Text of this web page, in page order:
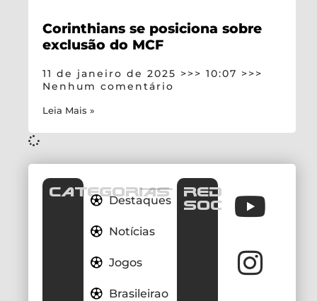
Corinthians se posiciona sobre
exclusão do MCF
11 de janeiro de 2025
10:07
Nenhum comentário
Leia Mais »
CATEGORIAS
Destaques
Notícias
Jogos
Brasileirao
REDES
SOCIAIS